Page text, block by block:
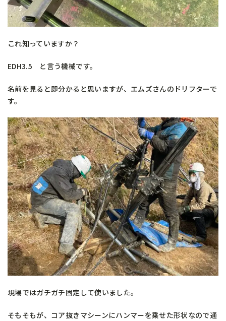
これ知っていますか？
EDH3.5 と言う機械です。
名前を見ると即分かると思いますが、エムズさんのドリフターで
す。
現場ではガチガチ固定して使いました。
そもそもが、コア抜きマシーンにハンマーを乗せた形状なので通